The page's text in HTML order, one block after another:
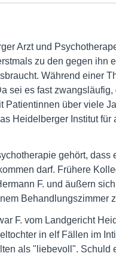
Arzt und
zu den gegen ihn
Während einer
sei es fast
Patientinnen über viele
Heidelberger Institut
gehört,
darf. Frühere
F. und äußern
Behandlungszimmer
F. vom Landgericht
in elf Fällen im
als "liebevoll". Schuld